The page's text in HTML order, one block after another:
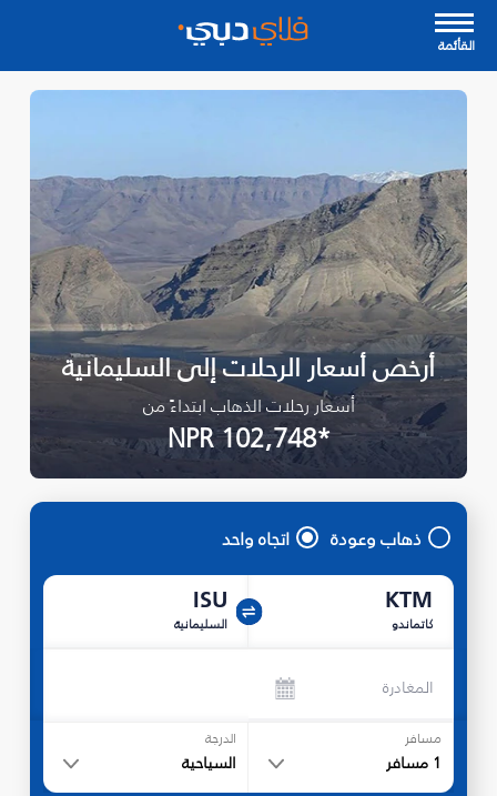
القأئمة
أرخص أسعار الرحلات إلى السليمانية‎
أسعار رحلات الذهاب ابتداءً من
*NPR 102,748
ذهاب وعودة اتجاه واحد
KTM
كاتماندو
ISU
السليمانية‎
المغادرة
مسافر
1 مسافر
الدرجة
السياحية